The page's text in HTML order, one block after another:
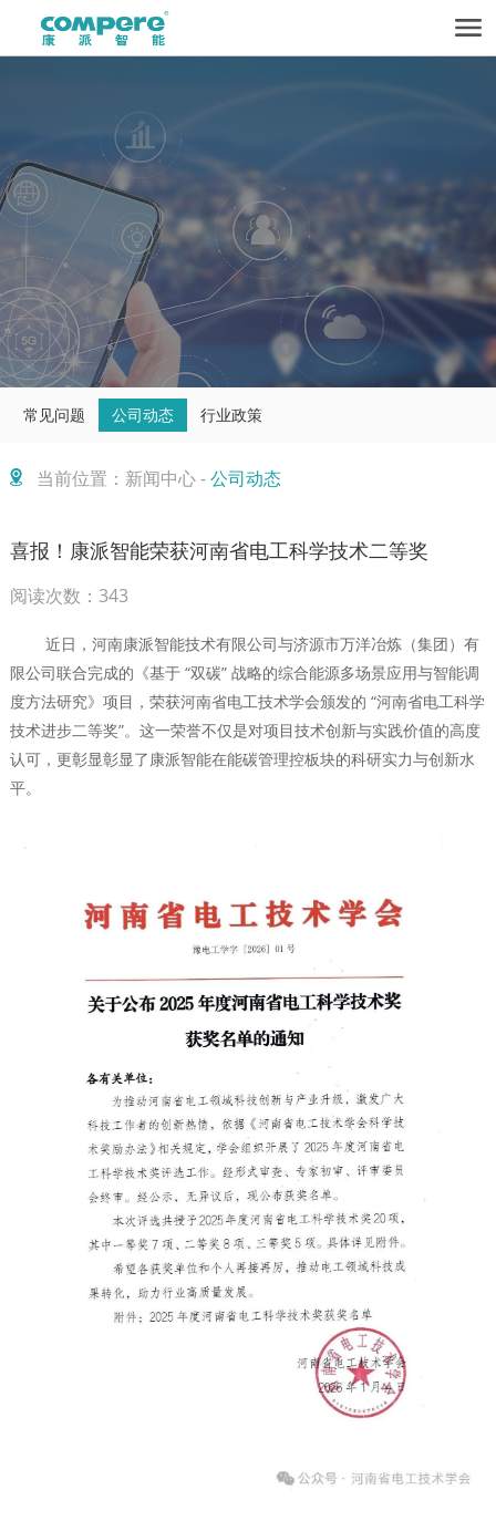
常见问题 公司动态 行业政策
当前位置：新闻中心 -公司动态
喜报！康派智能荣获河南省电工科学技术二等奖
阅读次数：343
近日，河南康派智能技术有限公司与济源市万洋冶炼（集团）有
限公司联合完成的《基于 “双碳” 战略的综合能源多场景应用与智能调
度方法研究》项目，荣获河南省电工技术学会颁发的 “河南省电工科学
技术进步二等奖”。这一荣誉不仅是对项目技术创新与实践价值的高度
认可，更彰显彰显了康派智能在能碳管理控板块的科研实力与创新水
平。